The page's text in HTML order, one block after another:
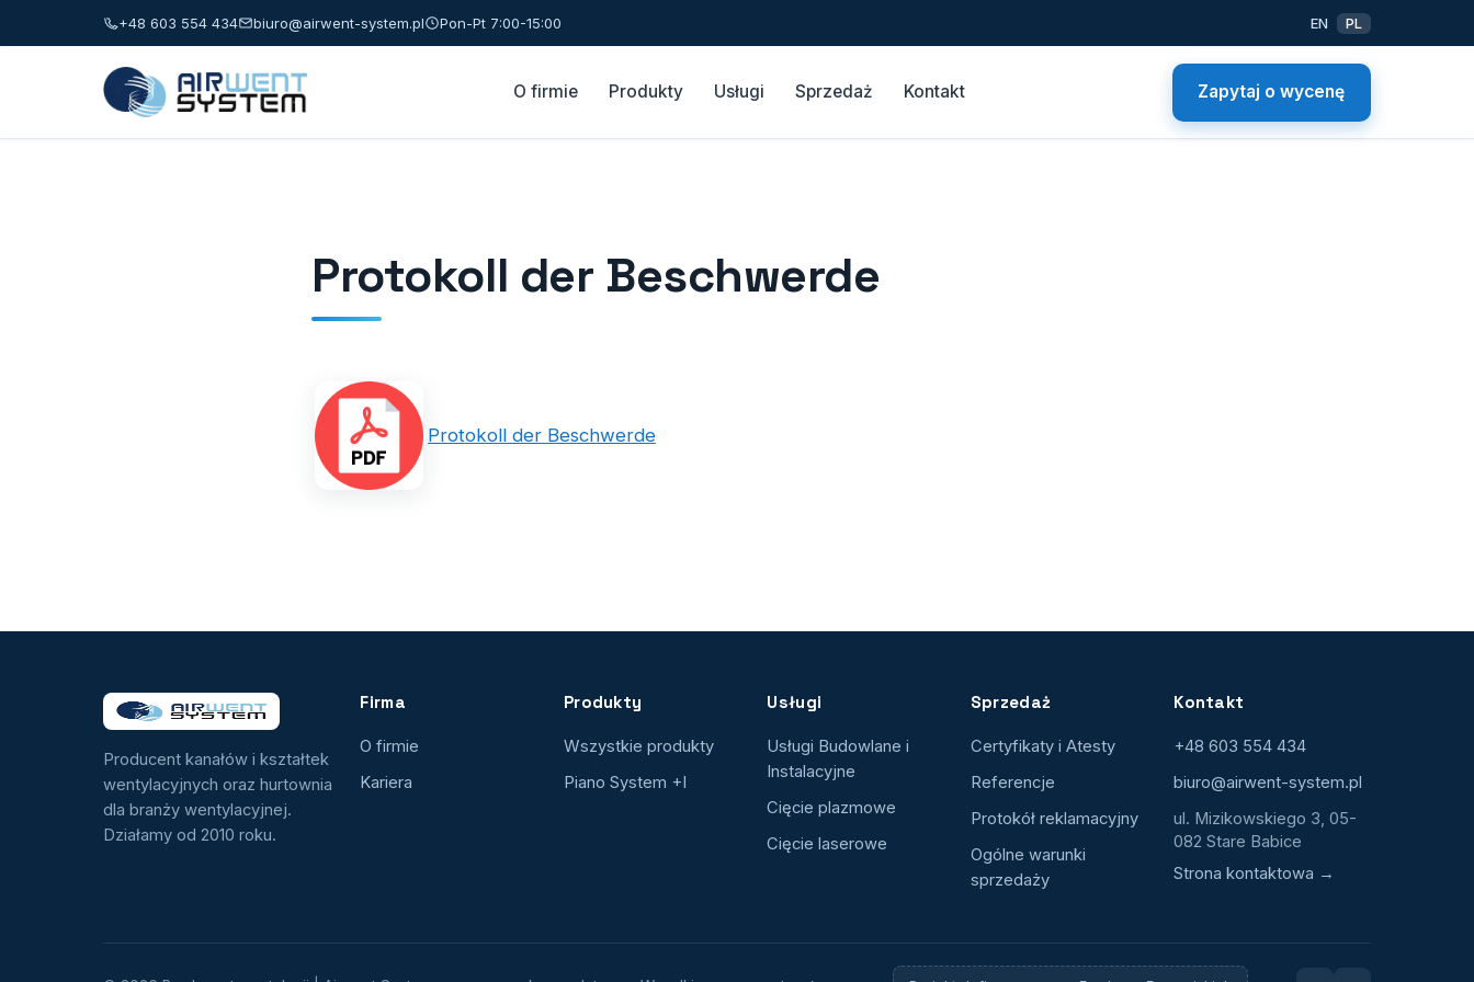
+48 603 554 434 biuro@airwent-system.pl Pon-Pt 7:00-15:00 EN PL
O firmie Produkty Usługi Sprzedaż Kontakt Zapytaj o wycenę
Protokoll der Beschwerde
Protokoll der Beschwerde
Producent kanałów i kształtek
wentylacyjnych oraz hurtownia
dla branży wentylacyjnej.
Działamy od 2010 roku.
Firma
O firmie
Kariera
Produkty
Wszystkie produkty
Piano System +I
Usługi
Usługi Budowlane i
Instalacyjne
Cięcie plazmowe
Cięcie laserowe
Sprzedaż
Certyfikaty i Atesty
Referencje
Protokół reklamacyjny
Ogólne warunki
sprzedaży
Kontakt
+48 603 554 434
biuro@airwent-system.pl
ul. Mizikowskiego 3, 05-
082 Stare Babice
Strona kontaktowa →